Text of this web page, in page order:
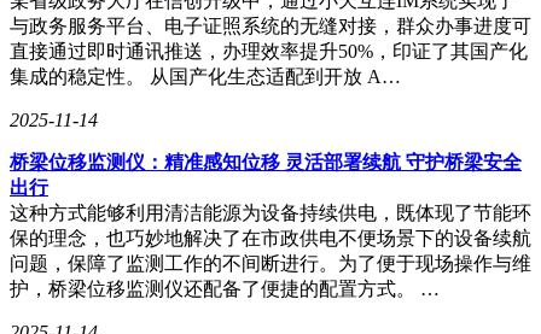
提示需要重启以应用更改。若部分游戏内文本未同步显示中
文，玩家还可以进入游戏库，右键点击目标游戏，在“属性”中
的“语言”选项里手动设定为简体中文。需要注意的是，部分游
戏可能需额外下载语言包才能显示中文。
结合，为玩家提供了从语言适配到网络稳定的全方位解决方
案。无论是追求本地化习惯的语言设置，还是追求流畅稳定的
网络环境，玩家都能通过系统设置与专用工具的结合使用，获
得更加贴心与便捷的服务体验。在Steam构建的全球玩家共享
的数字娱乐生态中，每一位玩家都能找到属于自己的游戏天
地。
与政务服务平台、电子证照系统的无缝对接，群众办事进度可
直接通过即时通讯推送，办理效率提升50%，印证了其国产化
集成的稳定性。 从国产化生态适配到开放 A…
2025-11-14
桥梁位移监测仪：精准感知位移 灵活部署续航 守护桥梁安全
出行
这种方式能够利用清洁能源为设备持续供电，既体现了节能环
保的理念，也巧妙地解决了在市政供电不便场景下的设备续航
问题，保障了监测工作的不间断进行。为了便于现场操作与维
护，桥梁位移监测仪还配备了便捷的配置方式。 …